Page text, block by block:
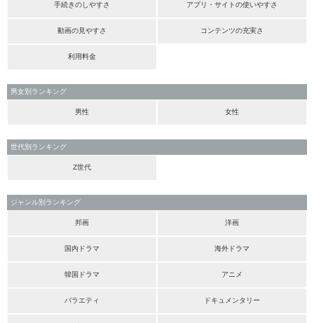
手続きのしやすさ アプリ・サイトの使いやすさ
動画の見やすさ コンテンツの充実さ
利用料金
男女別ランキング
男性 女性
世代別ランキング
Z世代
ジャンル別ランキング
邦画 洋画
国内ドラマ 海外ドラマ
韓国ドラマ アニメ
バラエティ ドキュメンタリー